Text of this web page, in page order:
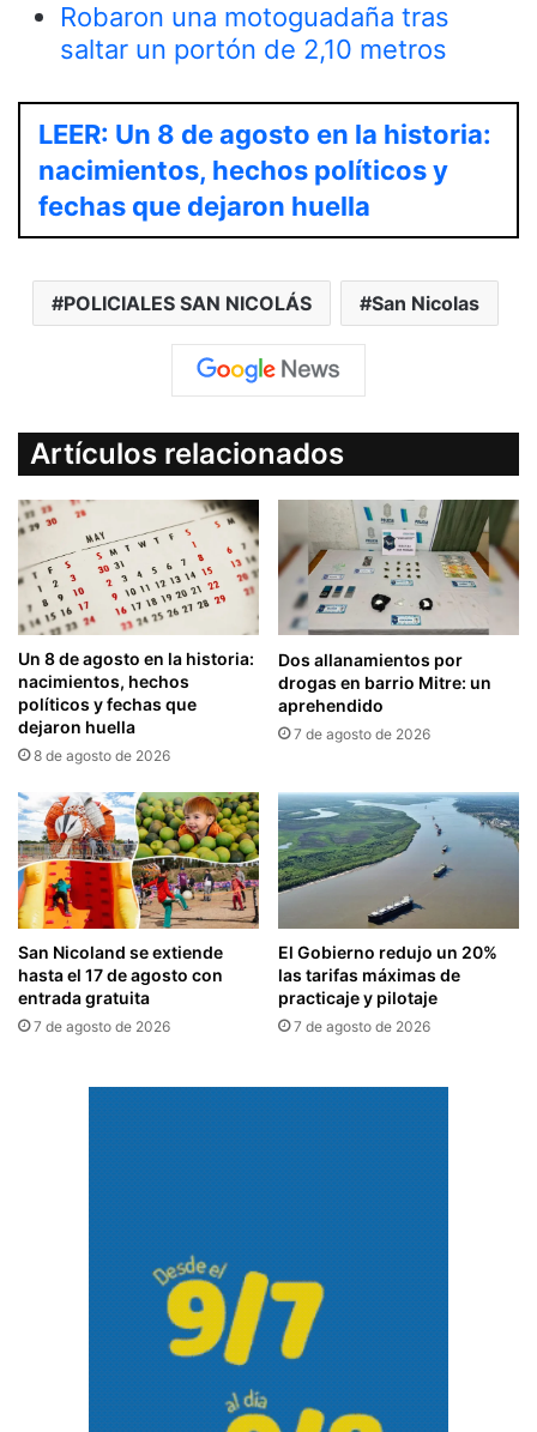
Robaron una motoguadaña tras
saltar un portón de 2,10 metros
LEER: Un 8 de agosto en la historia:
nacimientos, hechos políticos y
fechas que dejaron huella
POLICIALES SAN NICOLÁS San Nicolas
Artículos relacionados
Un 8 de agosto en la historia:
nacimientos, hechos
políticos y fechas que
dejaron huella
8 de agosto de 2026
Dos allanamientos por
drogas en barrio Mitre: un
aprehendido
7 de agosto de 2026
San Nicoland se extiende
hasta el 17 de agosto con
entrada gratuita
7 de agosto de 2026
El Gobierno redujo un 20%
las tarifas máximas de
practicaje y pilotaje
7 de agosto de 2026